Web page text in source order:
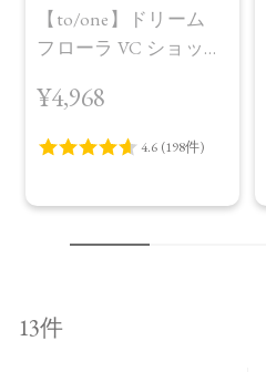
【to/one】ドリーム
フローラ VC ショット
¥4,968
13件